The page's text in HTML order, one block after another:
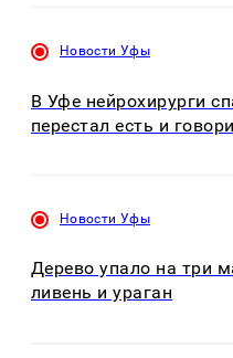
Новости Уфы
В Уфе нейрохирурги
перестал есть и
Новости Уфы
Дерево упало на три
ливень и ураган